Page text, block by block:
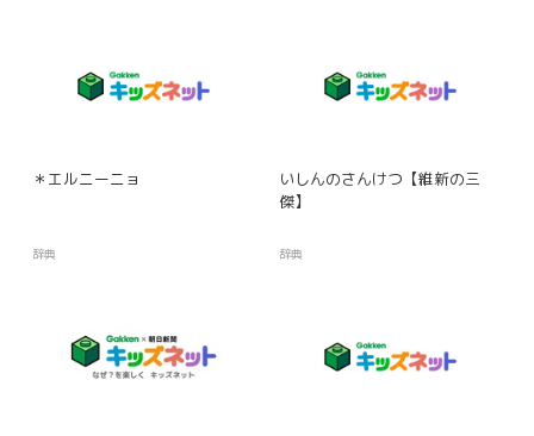
＊エルニーニョ
辞典
いしんのさんけつ【維新の三
傑】
辞典